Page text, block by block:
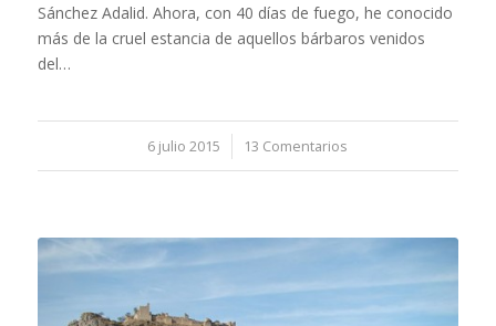
Sánchez Adalid. Ahora, con 40 días de fuego, he conocido
más de la cruel estancia de aquellos bárbaros venidos
del…
6 julio 2015
/ 13 Comentarios